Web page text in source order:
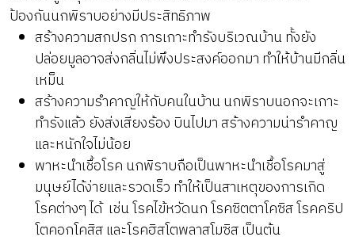
ป้องกันนกพิราบอย่างมีประสิทธิภาพ
สร้างความสกปรก การเกาะทำรังบริเวณบ้าน ทั้งยัง
ปล่อยมูลอาจส่งกลิ่นไม่พึงประสงค์ออกมา ทำให้บ้านมีกลิ่น
เหม็น
สร้างความรำคาญให้กับคนในบ้าน นกพิราบนอกจะเกาะ
ทำรังแล้ว ยังส่งเสียงร้อง บินไปมา สร้างความน่ารำคาญ
และหนักใจไม่น้อย
พาหะนำเชื้อโรค นกพิราบถือเป็นพาหะนำเชื้อโรคมาสู่
มนุษย์ได้ง่ายและรวดเร็ว ทำให้เป็นสาเหตุของการเกิด
โรคต่างๆ ได้ เช่น โรคไข้หวัดนก โรคซิตตาโคซิส โรคคริป
โตคอกโคสิส และโรคฮิสโตพลาสโมซิส เป็นต้น